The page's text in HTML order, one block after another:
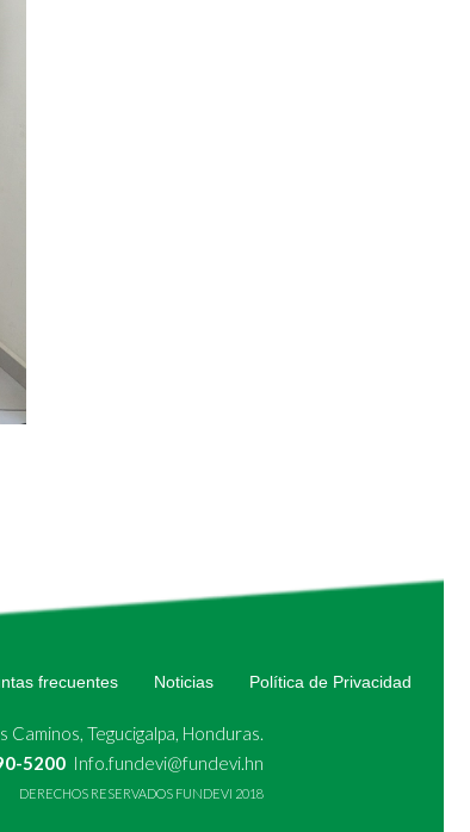
frecuentes Noticias Política de Privacidad
Caminos, Tegucigalpa, Honduras.
5200 Info.fundevi@fundevi.hn
DERECHOS RESERVADOS FUNDEVI 2018